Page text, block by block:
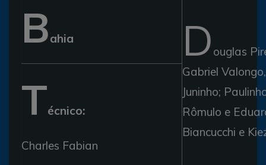
Bahia D ouglas
Gabriel
Juninho;
Rômulo e
Biancucchi e
Técnico:
Charles Fabian